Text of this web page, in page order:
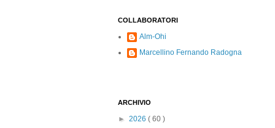
COLLABORATORI
Alm-Ohi
Marcellino Fernando Radogna
ARCHIVIO
► 2026 ( 60 )